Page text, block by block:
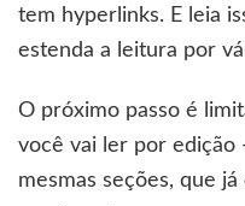
tem hyperlinks. E leia
estenda a leitura por
O próximo passo é
você vai ler por
mesmas seções, que